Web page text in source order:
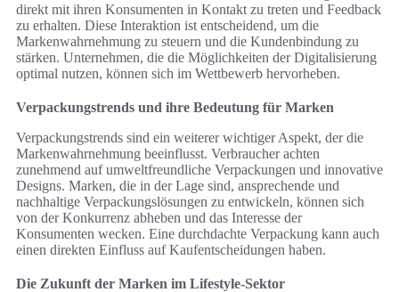
direkt mit ihren Konsumenten in Kontakt zu treten und Feedback
zu erhalten. Diese Interaktion ist entscheidend, um die
Markenwahrnehmung zu steuern und die Kundenbindung zu
stärken. Unternehmen, die die Möglichkeiten der Digitalisierung
optimal nutzen, können sich im Wettbewerb hervorheben.
Verpackungstrends und ihre Bedeutung für Marken
Verpackungstrends sind ein weiterer wichtiger Aspekt, der die
Markenwahrnehmung beeinflusst. Verbraucher achten
zunehmend auf umweltfreundliche Verpackungen und innovative
Designs. Marken, die in der Lage sind, ansprechende und
nachhaltige Verpackungslösungen zu entwickeln, können sich
von der Konkurrenz abheben und das Interesse der
Konsumenten wecken. Eine durchdachte Verpackung kann auch
einen direkten Einfluss auf Kaufentscheidungen haben.
Die Zukunft der Marken im Lifestyle-Sektor